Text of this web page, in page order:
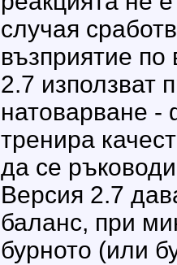
случая
възприятие
2.7 използват
натоварване -
тренира
да се
Версия 2.7
баланс, при
бурното (или